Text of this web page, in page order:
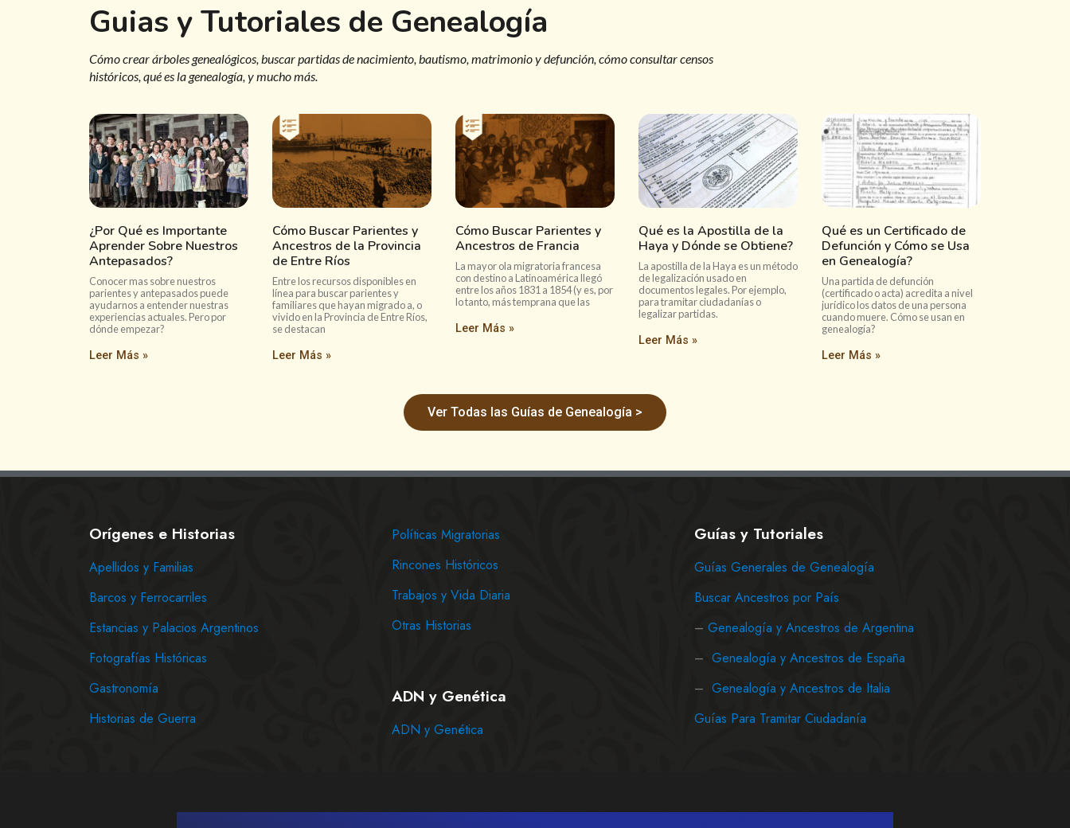
Guias y Tutoriales de Genealogía
Cómo crear árboles genealógicos, buscar partidas de nacimiento, bautismo, matrimonio y defunción, cómo consultar censos
históricos, qué es la genealogía, y mucho más.
¿Por Qué es Importante
Aprender Sobre Nuestros
Antepasados?
Conocer mas sobre nuestros
parientes y antepasados puede
ayudarnos a entender nuestras
experiencias actuales. Pero por
dónde empezar?
Leer Más »
Cómo Buscar Parientes y
Ancestros de la Provincia
de Entre Ríos
Entre los recursos disponibles en
línea para buscar parientes y
familiares que hayan migrado a, o
vivido en la Provincia de Entre Ríos,
se destacan
Leer Más »
Cómo Buscar Parientes y
Ancestros de Francia
La mayor ola migratoria francesa
con destino a Latinoamérica llegó
entre los años 1831 a 1854 (y es, por
lo tanto, más temprana que las
Leer Más »
Qué es la Apostilla de la
Haya y Dónde se Obtiene?
La apostilla de la Haya es un método
de legalización usado en
documentos legales. Por ejemplo,
para tramitar ciudadanías o
legalizar partidas.
Leer Más »
Qué es un Certificado de
Defunción y Cómo se Usa
en Genealogía?
Una partida de defunción
(certificado o acta) acredita a nivel
jurídico los datos de una persona
cuando muere. Cómo se usan en
genealogía?
Leer Más »
Ver Todas las Guías de Genealogía >
Orígenes e Historias
Apellidos y Familias
Barcos y Ferrocarriles
Estancias y Palacios Argentinos
Fotografías Históricas
Gastronomía
Historias de Guerra
Políticas Migratorias
Rincones Históricos
Trabajos y Vida Diaria
Otras Historias
ADN y Genética
ADN y Genética
Guías y Tutoriales
Guías Generales de Genealogía
Buscar Ancestros por País
– Genealogía y Ancestros de Argentina
– Genealogía y Ancestros de España
– Genealogía y Ancestros de Italia
Guías Para Tramitar Ciudadanía